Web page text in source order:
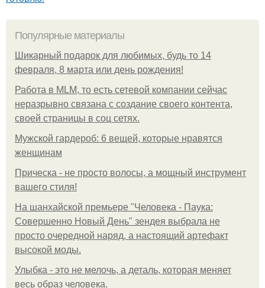
Популярные материалы
Шикарный подарок для любимых, будь то 14
февраля, 8 марта или день рождения!
Работа в MLM, то есть сетевой компании сейчас
неразрывно связана с создание своего контента,
своей страницы в соц сетях.
Мужской гардероб: 6 вещей, которые нравятся
женщинам
Прическа - не просто волосы, а мощный инструмент
вашего стиля!
На шанхайской премьере "Человека - Паука:
Совершенно Новый День" зендея выбрала не
просто очередной наряд, а настоящий артефакт
высокой моды.
Улыбка - это не мелочь, а деталь, которая меняет
весь образ человека.